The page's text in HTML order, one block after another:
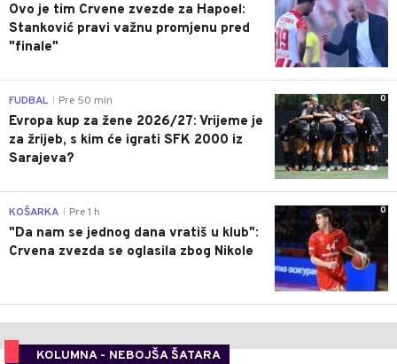
Ovo je tim Crvene zvezde za Hapoel:
Stanković pravi važnu promjenu pred
"finale"
0
FUDBAL Pre 50 min
Evropa kup za žene 2026/27: Vrijeme je
za žrijeb, s kim će igrati SFK 2000 iz
Sarajeva?
0
KOŠARKA Pre 1 h
"Da nam se jednog dana vratiš u klub":
Crvena zvezda se oglasila zbog Nikole
KOLUMNA - NEBOJŠA ŠATARA